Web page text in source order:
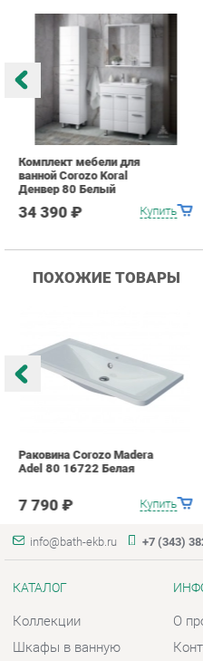
Купить
Комплект мебели для
ванной Corozo Koral
Денвер 80 Белый
34 390 ₽
ПОХОЖИЕ ТОВАРЫ
Купить
7 790 ₽
info@bath-ekb.ru +7 (343)
Коллекции
Шкафы в ванную
Умывальники с тумбой
Умывальники
Экраны
О